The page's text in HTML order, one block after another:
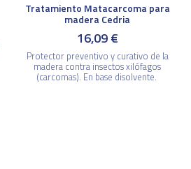
Tratamiento Matacarcoma para
madera Cedria
16,09 €
Protector preventivo y curativo de la
madera contra insectos xilófagos
(carcomas). En base disolvente.